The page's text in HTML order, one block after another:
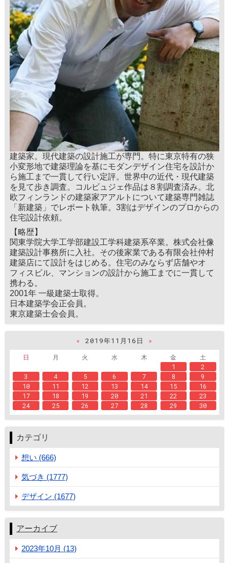
建築家。現代建築の設計施工が専門。特に東京特有の狭
小変形地で建築理論を基にモダンデザイン住宅を設計か
ら施工まで一貫して行い定評。世界中の近代・現代建築
を見て歩き調査。コルビュジェ作品は８割調査済み。北
欧フィンランドの建築家アアルトについて建築専門雑誌
「新建築」でレポート執筆。3割はデザインのプロからの
住宅設計依頼。
【略歴】
関東学院大学工学部建設工学科建築系卒業。株式会社像
建築設計事務所に入社。その後家業である有限会社仲村
建築店にて設計をはじめる。住宅のみならず店舗やオ
フィスビル、マンションの設計から施工までに一貫して
携わる。
2001年 一級建築士取得。
日本建築学会正会員。
東京建築士会会員。
« 2019年11月16日
»
日
月 火 水 木 金
土
1
2
3
4 5 6 7 8
9
10
11 12 13 14 15
16
17
18 19 20 21 22
23
24
25 26 27 28 29 30
カテゴリ
想い (666)
気づき (1777)
デザイン (1677)
アーカイブ
2023年10月 (13)